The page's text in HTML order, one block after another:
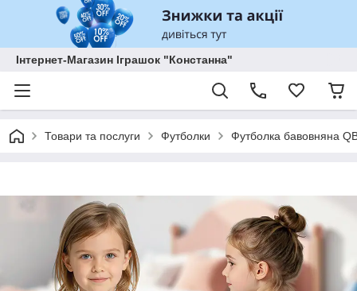
Інтернет-Магазин Іграшок "Констанна"
Товари та послуги Футболки Футболка бавовняна